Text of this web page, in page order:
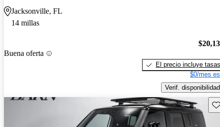
Jacksonville, FL
14 millas
Buena oferta
El precio incluye tasas
$0/mes
Verif. disponibilidad